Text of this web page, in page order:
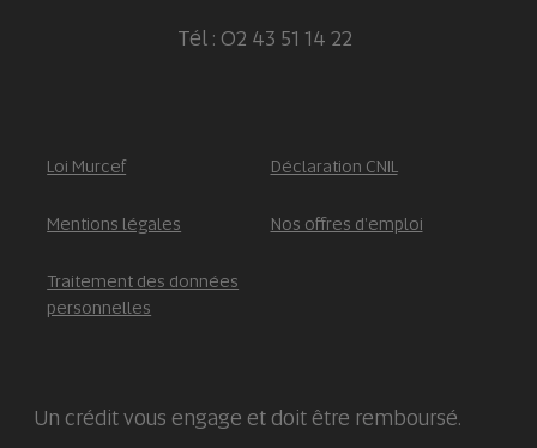
Tél : 02 43 51 14 22
Loi Murcef Déclaration CNIL
Mentions légales Nos offres d'emploi
Traitement des données
personnelles
Un crédit vous engage et doit être remboursé.